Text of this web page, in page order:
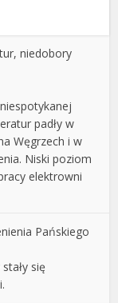
niedobory
padły w
Węgrzech i w
Niski poziom
elektrowni
Pańskiego
się